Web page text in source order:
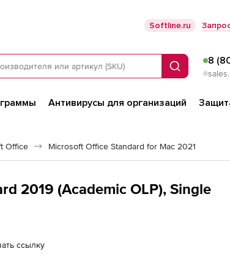
Softline.ru
Поиск
8
Антивирусы для организаций
Office Microsoft Office Standard for Mac 2021
2019 (Academic OLP), Single
ссылку